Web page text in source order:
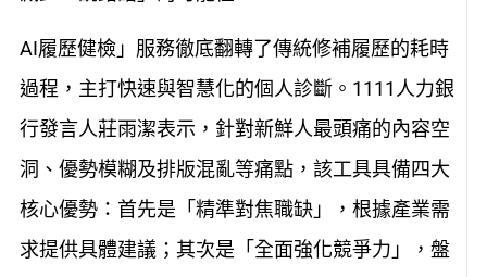
AI履歷健檢」服務徹底翻轉了傳統修補履歷的耗時
過程，主打快速與智慧化的個人診斷。 1111人力銀
行發言人莊雨潔表示， 針對新鮮人最頭痛的內容空
洞、優勢模糊及排版混亂等痛點，該工具具備四大
核心優勢：首先是「精準對焦職缺」，根據產業需
求提供具體建議；其次是「全面強化競爭力」，盤